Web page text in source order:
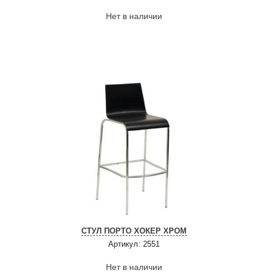
Нет в наличии
СТУЛ ПОРТО ХОКЕР ХРОМ
Артикул: 2551
Нет в наличии